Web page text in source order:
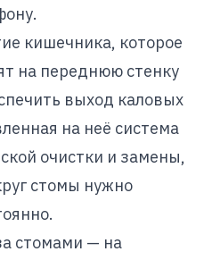
кишечника, которое
на переднюю стенку
выход каловых
на неё система
очистки и замены,
стомы нужно
стомами — на